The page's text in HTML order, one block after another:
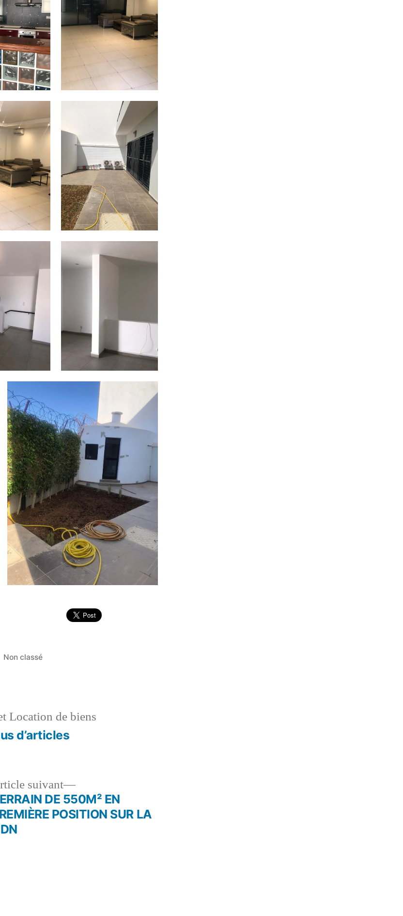
Publié
Non classé
Location de biens
d’articles
suivant
Article
suivant :
DE 550M² EN
POSITION SUR LA